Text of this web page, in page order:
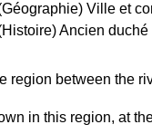
Ville et
Ancien
region between the
in this region, at